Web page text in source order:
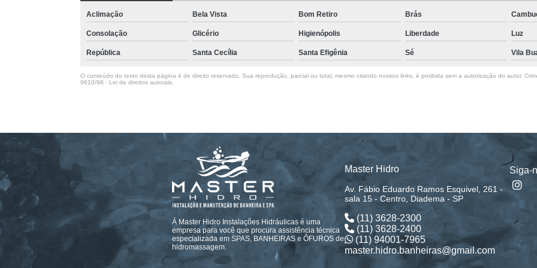
Aclimação Bela Vista Bom Retiro Brás
Consolação Glicério Higienópolis Liberdade Luz
República Santa Cecília Santa Efigênia Sé Vila
O conteúdo do texto desta página é de direito reservado. Sua reprodução, parcial ou total, mesmo citando nossos links, é proibida sem a autorização do autor.
9610/98 - Lei de direitos autorais.
Á Master Hidro Instalações Hidráulicas é uma
empresa para você que procura assistência técnica
especializada em SPAS, BANHEIRAS e ÔFUROS de
hidromassagem.
Master Hidro
Av. Fábio Eduardo Ramos Esquivel, 261 -
sala 15 - Centro, Diadema - SP
(11) 3628-2300
(11) 3628-2400
(11) 94001-7965
master.hidro.banheiras@gmail.com
Siga-